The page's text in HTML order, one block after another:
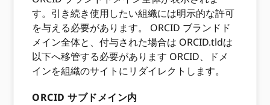
す。引き続き使用したい組織には明示的な許可
を与える必要があります。 ORCID ブランドド
メイン全体と、付与された場合は ORCID.tldは
以下へ移管する必要があります ORCID、ドメ
インを組織のサイトにリダイレクトします。
ORCID サブドメイン内